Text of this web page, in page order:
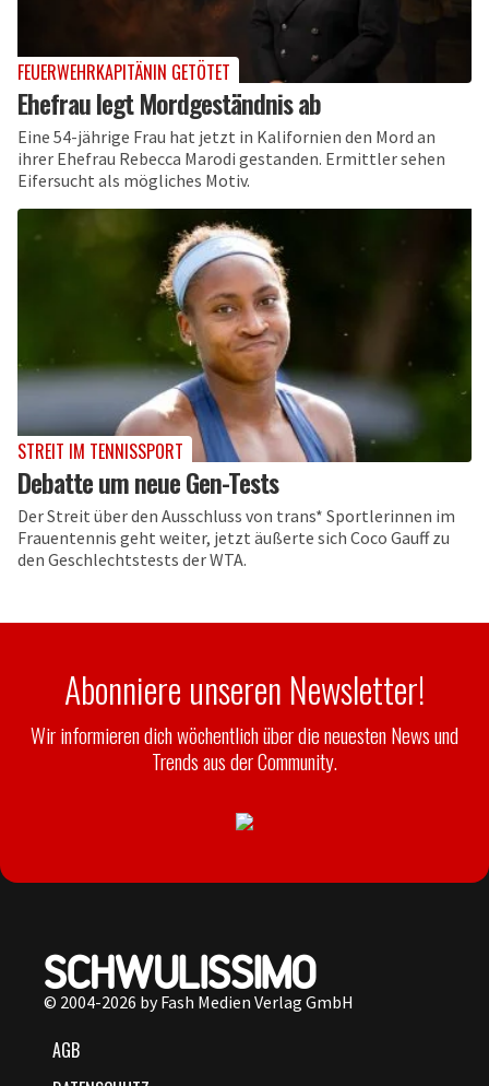
FEUERWEHRKAPITÄNIN GETÖTET
Ehefrau legt Mordgeständnis ab
Eine 54-jährige Frau hat jetzt in Kalifornien den Mord an
ihrer Ehefrau Rebecca Marodi gestanden. Ermittler sehen
Eifersucht als mögliches Motiv.
STREIT IM TENNISSPORT
Debatte um neue Gen-Tests
Der Streit über den Ausschluss von trans* Sportlerinnen im
Frauentennis geht weiter, jetzt äußerte sich Coco Gauff zu
den Geschlechtstests der WTA.
Abonniere unseren Newsletter!
Wir informieren dich wöchentlich über die neuesten News und
Trends aus der Community.
© 2004-2026 by Fash Medien Verlag GmbH
AGB